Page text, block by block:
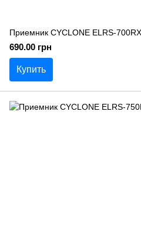
Приемник CYCLONE ELRS-700RX
690.00 грн
Купить